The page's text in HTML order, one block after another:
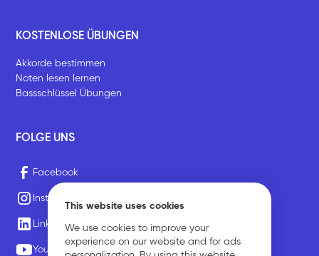
This website uses cookies
We use cookies to improve your
experience on our website and for ads
KOSTENLOSE ÜBUNGEN
Akkorde bestimmen
Noten lesen lernen
Bassschlüssel Übungen
FOLGE UNS
Facebook
Instagram
LinkedIn
Youtube